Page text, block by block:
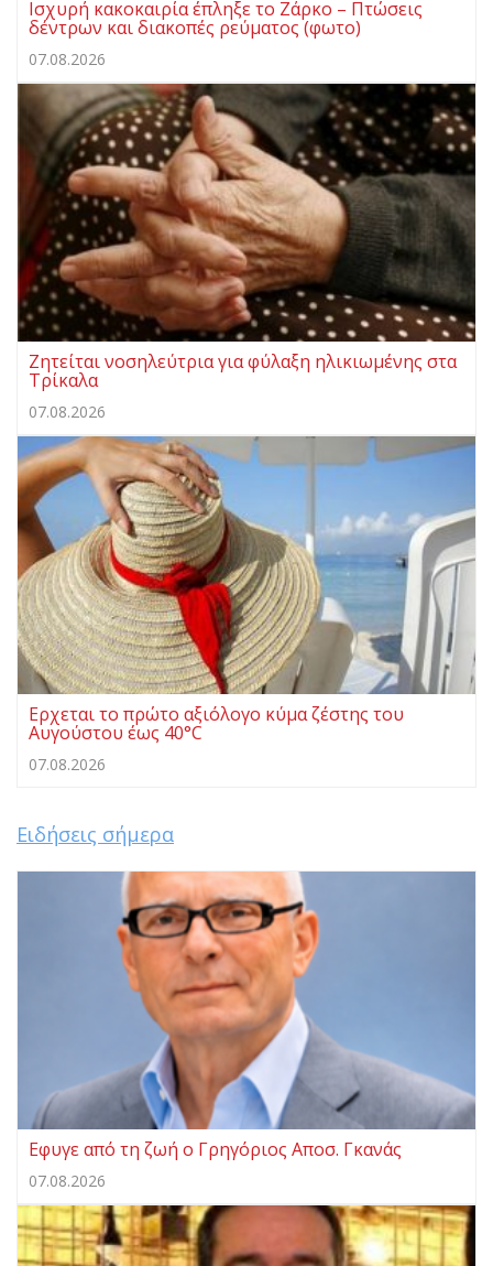
Ισχυρή κακοκαιρία έπληξε το Ζάρκο – Πτώσεις
δέντρων και διακοπές ρεύματος (φωτο)
07.08.2026
Ζητείται νοσηλεύτρια για φύλαξη ηλικιωμένης στα
Τρίκαλα
07.08.2026
Ερχεται το πρώτο αξιόλογο κύμα ζέστης του
Αυγούστου έως 40°C
07.08.2026
Ειδήσεις σήμερα
Eφυγε από τη ζωή ο Γρηγόριος Αποσ. Γκανάς
07.08.2026